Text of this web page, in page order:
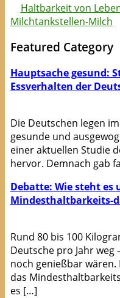
Haltbarkeit von
Milchtankstellen-Milch
Featured Category
Hauptsache gesund:
Essverhalten der
Die Deutschen legen
gesunde und
einer aktuellen Studie
hervor. Demnach gab
Debatte: Wie steht es
Mindesthaltbarkeits-
Rund 80 bis 100
Deutsche pro Jahr
noch genießbar
das
es […]